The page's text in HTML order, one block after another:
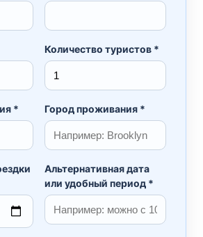
Количество туристов *
* Город проживания *
Альтернативная дата
или удобный период *